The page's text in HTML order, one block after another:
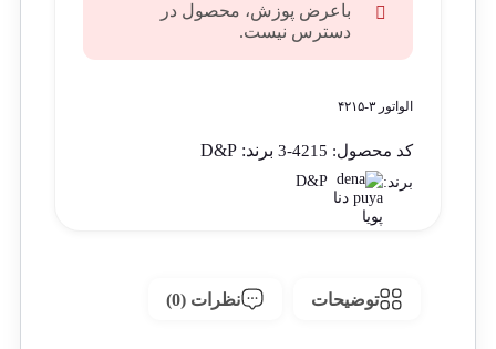
باعرض پوزش، محصول در
دسترس نیست.
الواتور ۳-۴۲۱۵
کد محصول: 4215-3 برند: D&P
برند: D&P
توضیحات نظرات (0)